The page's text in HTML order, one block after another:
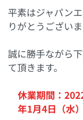
平素はジャパン
りがとうございま
誠に勝手ながら
て頂きます。
休業期間：
年1月4日（水）